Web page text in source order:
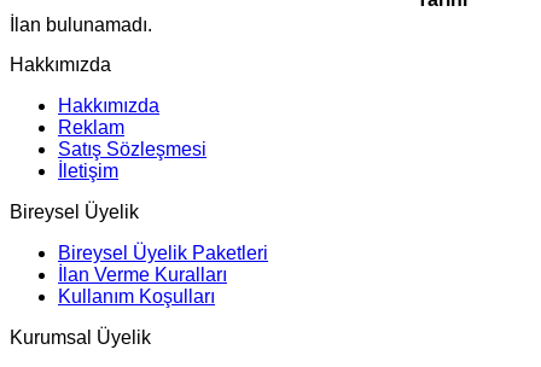
İlan bulunamadı.
Hakkımızda
Hakkımızda
Reklam
Satış Sözleşmesi
İletişim
Bireysel Üyelik
Bireysel Üyelik Paketleri
İlan Verme Kuralları
Kullanım Koşulları
Kurumsal Üyelik